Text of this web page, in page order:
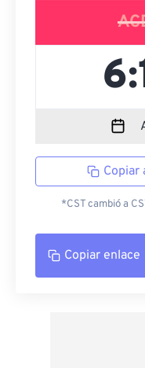
Copiar
*CST cambió a
Copiar enlace